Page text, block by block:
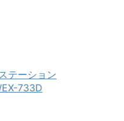
テーション
733D